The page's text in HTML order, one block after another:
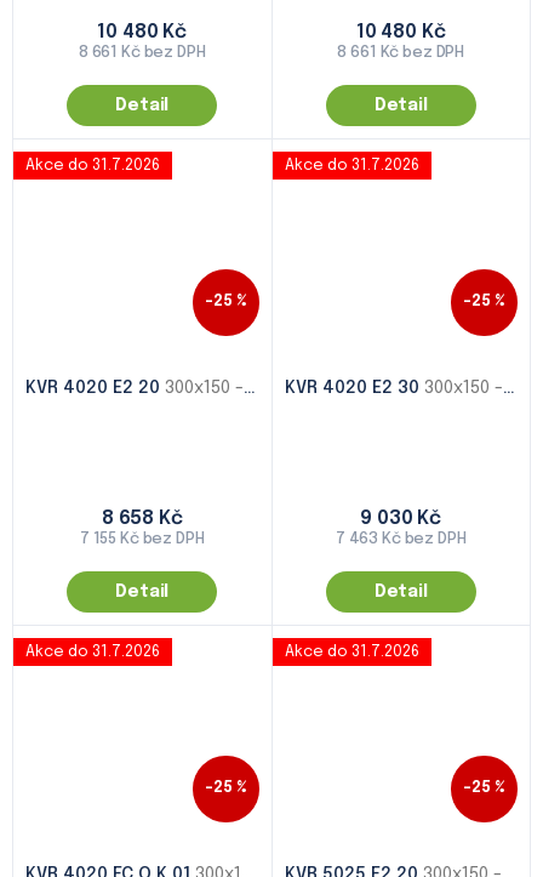
8 661 Kč bez DPH
10 480 Kč
Detail
8 661 Kč bez DPH
10 480 Kč
Detail
Akce do 31.7.2026
–25 %
KVR 4020 E2 20 300x150 - 1000x500
7 155 Kč bez DPH
8 658 Kč
Detail
Akce do 31.7.2026
–25 %
KVR 4020 E2 30 300x150 - 1000x500
7 463 Kč bez DPH
9 030 Kč
Detail
Akce do 31.7.2026
–25 %
Akce do 31.7.2026
–25 %